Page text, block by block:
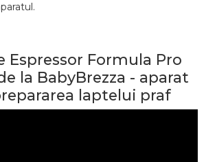
Espressor Formula Pro
la BabyBrezza - aparat
laptelui praf